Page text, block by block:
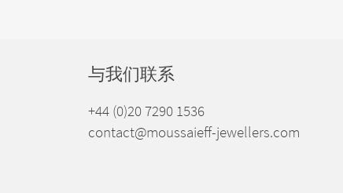
与我们联系
+44 (0)20 7290 1536
contact@moussaieff-jewellers.com